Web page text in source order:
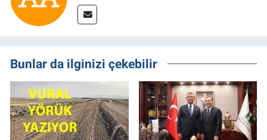
Bunlar da ilginizi çekebilir